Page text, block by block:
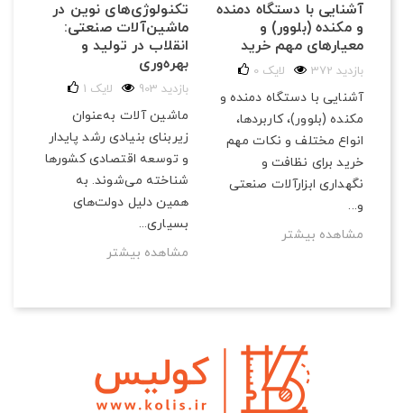
تکنولوژی‌های نوین در
ماشین‌آلات صنعتی:
انقلاب در تولید و
بهره‌وری
903 بازدید 1 لایک
ماشین آلات به‌عنوان
زیربنای بنیادی رشد پایدار
و توسعه اقتصادی کشورها
شناخته می‌شوند. به
همین دلیل دولت‌های
بسیاری...
مشاهده بیشتر
آشنایی با دستگاه دمنده
و مکنده (بلوور) و
معیارهای مهم خرید
372 بازدید 0 لایک
آشنایی با دستگاه دمنده و
مکنده (بلوور)، کاربردها،
انواع مختلف و نکات مهم
خرید برای نظافت و
نگهداری ابزارآلات صنعتی
و...
مشاهده بیشتر